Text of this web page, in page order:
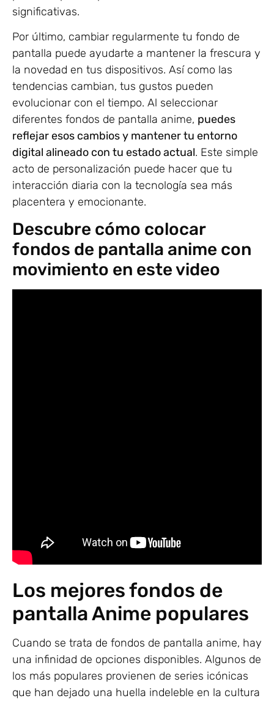
significativas.
Por último, cambiar regularmente tu fondo de
pantalla puede ayudarte a mantener la frescura y
la novedad en tus dispositivos. Así como las
tendencias cambian, tus gustos pueden
evolucionar con el tiempo. Al seleccionar
diferentes fondos de pantalla anime, puedes
reflejar esos cambios y mantener tu entorno
digital alineado con tu estado actual. Este simple
acto de personalización puede hacer que tu
interacción diaria con la tecnología sea más
placentera y emocionante.
Descubre cómo colocar
fondos de pantalla anime con
movimiento en este video
Los mejores fondos de
pantalla Anime populares
Cuando se trata de fondos de pantalla anime, hay
una infinidad de opciones disponibles. Algunos de
los más populares provienen de series icónicas
que han dejado una huella indeleble en la cultura